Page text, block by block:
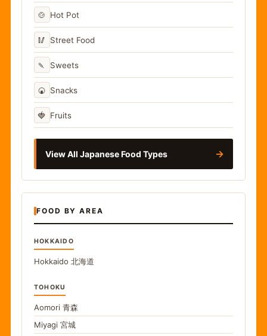
🍲 Hot Pot
🥢 Street Food
🍡 Sweets
🍘 Snacks
🍓 Fruits
View All Japanese Food Types →
FOOD BY AREA
HOKKAIDO
Hokkaido 北海道
TOHOKU
Aomori 青森
Miyagi 宮城